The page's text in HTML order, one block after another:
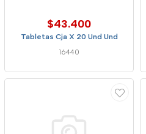
$43.400
Tabletas Cja X 20 Und Und
16440